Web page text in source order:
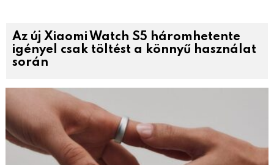
Az új Xiaomi Watch S5 háromhetente
igényel csak töltést a könnyű használat
során